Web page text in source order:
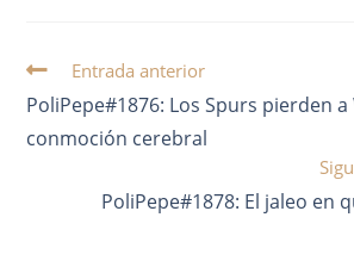
Entrada anterior
PoliPepe#1876: Los Spurs pierden
conmoción cerebral
PoliPepe#1878: El jaleo en